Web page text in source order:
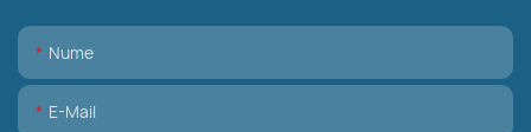
Nume
E-Mail